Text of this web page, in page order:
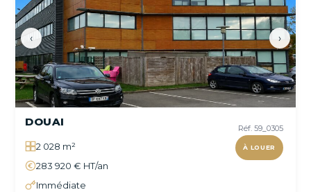
‹ ›
Réf. 59_0305
À LOUER
DOUAI
2 028 m²
283 920 € HT/an
Immédiate